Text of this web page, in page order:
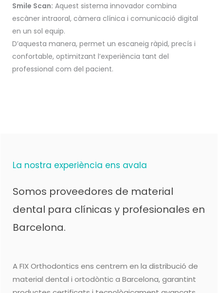
Smile Scan: Aquest sistema innovador combina
escàner intraoral, càmera clínica i comunicació digital
en un sol equip.
D’aquesta manera, permet un escaneig ràpid, precís i
confortable, optimitzant l’experiència tant del
professional com del pacient.
La nostra experiència ens avala
Somos proveedores de material
dental para clínicas y profesionales en
Barcelona.
A FIX Orthodontics ens centrem en la distribució de
material dental i ortodòntic a Barcelona, garantint